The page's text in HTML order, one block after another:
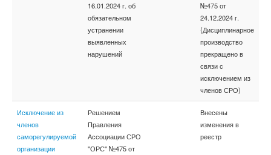
16.01.2024 г. об
обязательном
устранении
выявленных
нарушений
№475 от
24.12.2024 г.
(Дисциплинарное
производство
прекращено в
связи с
исключением из
членов СРО)
Исключение из
членов
саморегулируемой
организации
Решением
Правления
Ассоциации СРО
"ОРС" №475 от
Внесены
изменения в
реестр